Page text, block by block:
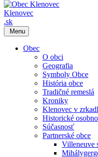
Klenovec
.sk
Menu
Obec
O obci
Geografia
Symboly Obce
História obce
Tradičné remeslá
Kroniky
Klenovec v
Historické
Súčasnosť
Partnerské obce
Villeneuve